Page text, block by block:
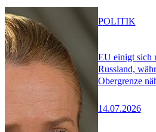
EU einigt sich
Russland,
Obergrenze
14.07.2026
POLITIK